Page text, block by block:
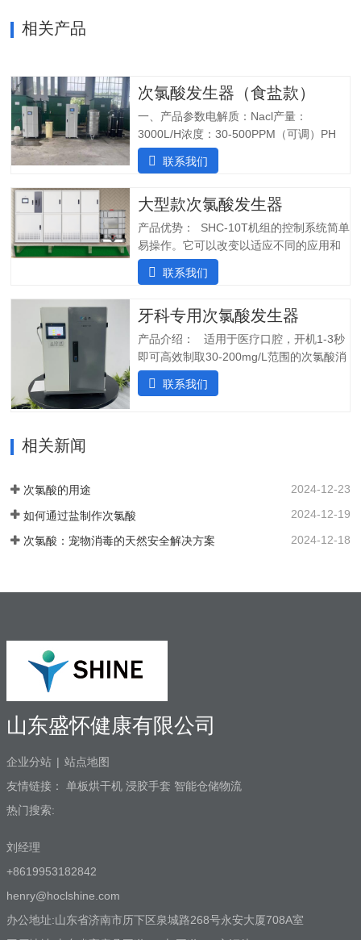
相关产品
次氯酸发生器（食盐款）
一、产品参数电解质：Nacl产量：
3000L/H浓度：30-500PPM（可调）PH
值：5.0-6.5纯水系统酸水最大功率：
7200W纯水最大功率：1800W输入电压：
装完毕二、产品特点：1.自主研发：可满
足客户个性化定制需求；2.高度集成系
统：前置水预处理系统搭配RO反渗透系
统，一体化集成;3.PLC控制:在线显示浓
度、ph值、氧化还原电位ORP等指标;4.安
操作简单:操作界面简单清晰，无需培训；
守，远程操作，实时显示；三、产品使用
场景：…
联系我们
大型款次氯酸发生器
产品优势： SHC-10T机组的控制系统简单
易操作。它可以改变以适应不同的应用和
条件。液压部分安装了一个流量控制器，
用于在供水中断时关闭SHINE装置，并在
确保在任何给定时间提供所需的剂量。外
壳由非腐蚀性材料制成。管子和连接器采
用进口氟胶管，对腐蚀性溶液具有很强的
抵抗力。所有输入和输出连接器都位于外
壳的侧面，以便方便地放置设备。带有电
联系我们
牙科专用次氯酸发生器
产品介绍： 适用于医疗口腔，开机1-3秒
即可高效制取30-200mg/L范围的次氯酸消
毒水；使用口腔水路消毒一体机生成的微
酸性电解次氯酸水，作为口腔治疗台的牙
消毒问题。各地市的使用标准：解决方案
以及使用场景：1. 一机多用，解决牙椅水
联系我们
相关新闻
次氯酸的用途 2024-12-23
如何通过盐制作次氯酸 2024-12-19
次氯酸：宠物消毒的天然安全解决方案 2024-12-18
山东盛怀健康有限公司
企业分站 | 站点地图
友情链接： 单板烘干机 浸胶手套 智能仓储物流
热门搜索:
刘经理
+8619953182842
henry@hoclshine.com
办公地址:山东省济南市历下区泉城路268号永安大厦708A室